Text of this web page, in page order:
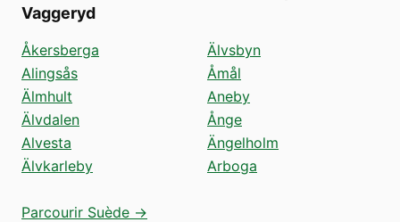
Vaggeryd
Åkersberga
Alingsås
Älmhult
Älvdalen
Alvesta
Älvkarleby
Älvsbyn
Åmål
Aneby
Ånge
Ängelholm
Arboga
Parcourir Suède →